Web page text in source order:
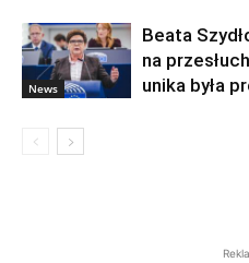
News
Beata
na
unika była